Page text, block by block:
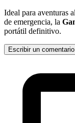
Ideal para aventuras
de emergencia, la
portátil definitivo.
Escribir un comentario